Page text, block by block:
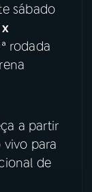
sábado
rodada
a partir
vivo para
de